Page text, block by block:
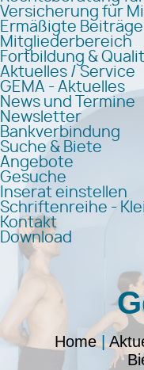
Versicherung für
Ermäßigte Beiträge
Mitgliederbereich
Fortbildung &
Aktuelles / Service
GEMA - Aktuelles
News und Termine
Newsletter
Bankverbindung
Suche & Biete
Angebote
Gesuche
Inserat einstellen
Schriftenreihe -
Kontakt
Download
Home|